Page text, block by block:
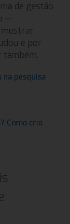
de gestão
—
mostrar
e por
também.
na pesquisa
Como crio